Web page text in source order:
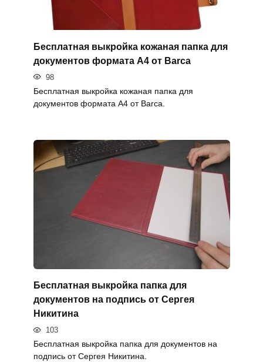
Бесплатная выкройка кожаная папка для
документов формата А4 от Barca
98
Бесплатная выкройка кожаная папка для
документов формата А4 от Barca.
Бесплатная выкройка папка для
документов на подпись от Сергея
Никитина
103
Бесплатная выкройка папка для документов на
подпись от Сергея Никитина.